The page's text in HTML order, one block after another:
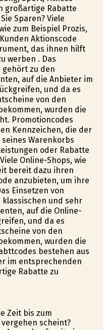
großartige Rabatte
Sparen? Viele
zum Beispiel Prozis,
Aktionscode
das ihnen hilft
werben . Das
gehört zu den
auf die Anbieter im
und da es
von den
wurden die
Promotioncodes
Kennzeichen, die der
Warenkorbs
oder Rabatte
Online-Shops, wie
bereit dazu ihren
anzubieten, um ihre
Einsetzen von
klassischen und sehr
auf die Online-
und da es
von den
wurden die
bestehen aus
im entsprechenden
Rabatte zu
Zeit bis zum
scheint?